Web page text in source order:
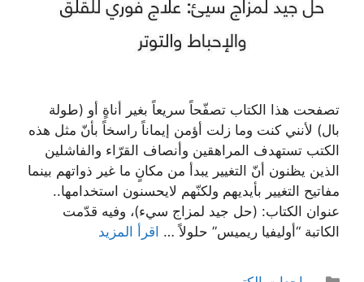
تصفحت هذا الكتاب تصفّحاً سريعاً بغير أناةٍ أو (طولة
بال) لأنني كنت وما زلت أؤمن إيماناً راسخاً بأنّ مثل هذه
الكتب تستهدف المراهقين وأنصاف القرّاء والفاشلين
الذين يظنون أنّ التغيير يبدأ من مكانٍ ما غير ذواتهم بينما
مفاتيح التغيير بأيديهم ولكنّهم لايحسنون استخدامها..
عنوان الكتاب: (حل جيد لمزاج سيء)، وفيه قدّمت
الكاتبة “أوليفيا ريميس” حلولاً … اقرأ المزيد
التصنيفات